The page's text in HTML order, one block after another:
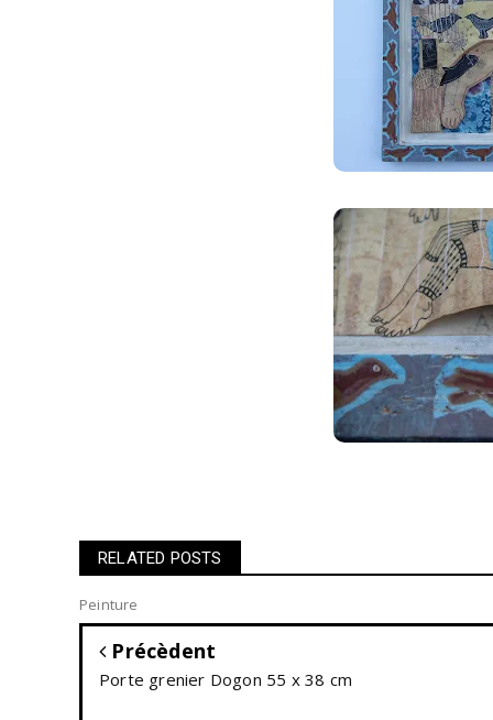
RELATED POSTS
Peinture
Précèdent
Porte grenier Dogon 55 x 38 cm